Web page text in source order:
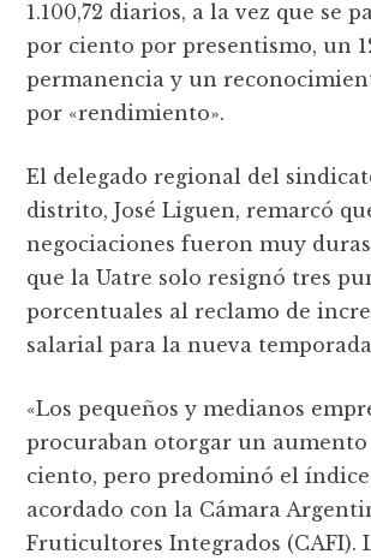
1.100,72 diarios, a la vez que se
por ciento por presentismo, un
permanencia y un
por «rendimiento».
El delegado regional del
distrito, José Liguen, remarcó
negociaciones fueron muy
que la Uatre solo resignó tres
porcentuales al reclamo de
salarial para la nueva
«Los pequeños y medianos
procuraban otorgar un aumento
ciento, pero predominó el
acordado con la Cámara
Fruticultores Integrados (CAFI).